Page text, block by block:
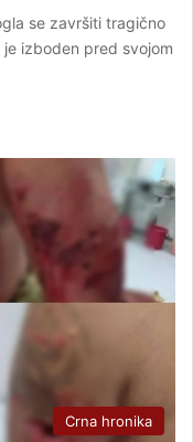
se završiti tragično
izboden pred svojom
Crna hronika